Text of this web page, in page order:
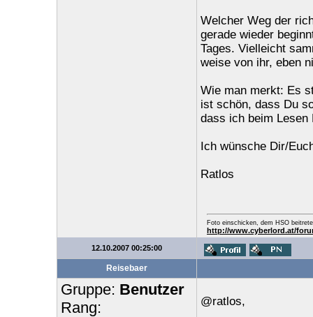
Welcher Weg der
gerade wieder
Tages. Vielleicht
weise von ihr, eben
Wie man merkt: Es
ist schön, dass Du
dass ich beim Lesen
Ich wünsche Dir/
Ratlos
Foto einschicken, dem HSO
http://www.cyberlord.at/
12.10.2007 00:25:00
Reisebaer
Gruppe: Benutzer
Rang:
@ratlos,